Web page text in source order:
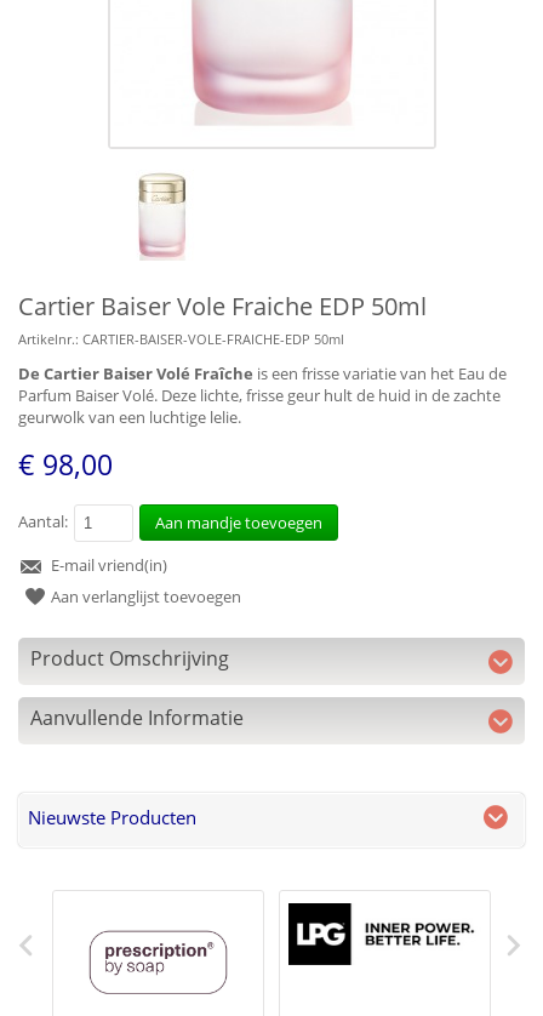
Cartier Baiser Vole Fraiche EDP 50ml
Artikelnr.: CARTIER-BAISER-VOLE-FRAICHE-EDP 50ml
De Cartier Baiser Volé Fraîche is een frisse variatie van het Eau de
Parfum Baiser Volé. Deze lichte, frisse geur hult de huid in de zachte
geurwolk van een luchtige lelie.
€ 98,00
Aantal:
Aan mandje toevoegen
E-mail vriend(in)
Aan verlanglijst toevoegen
Product Omschrijving
Aanvullende Informatie
Nieuwste Producten